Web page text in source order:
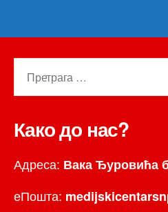
Како до нас?
Адреса: Вака Ђуровића
еПошта: